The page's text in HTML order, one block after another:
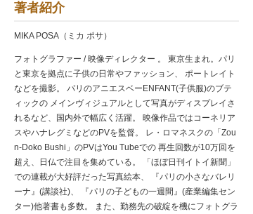
著者紹介
MIKA POSA（ミカ ポサ）
フォトグラファー / 映像ディレクター 。 東京生まれ。パリ
と東京を拠点に子供の日常やファッション、 ポートレイト
などを撮影。 パリのアニエスベーENFANT(子供服)のブテ
ィックの メインヴィジュアルとして写真がディスプレイさ
れるなど、国内外で幅広く活躍。 映像作品ではコーネリア
スやハナレグミなどのPVを監督。 レ・ロマネスクの「Zou
n-Doko Bushi」のPVはYou Tubeでの 再生回数が10万回を
超え、日仏で注目を集めている。 「ほぼ日刊イトイ新聞」
での連載が大好評だった写真絵本、 『パリの小さなバレリ
ーナ』(講談社)、 『パリの子どもの一週間』(産業編集セン
ター)他著書も多数。 また、勤務先の破綻を機にフォトグラ